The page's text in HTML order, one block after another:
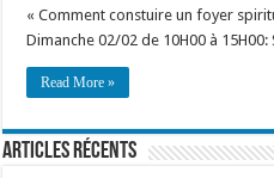
« Comment constuire un foyer
Dimanche 02/02 de 10H00 à 15H00:
Read More »
Articles récents